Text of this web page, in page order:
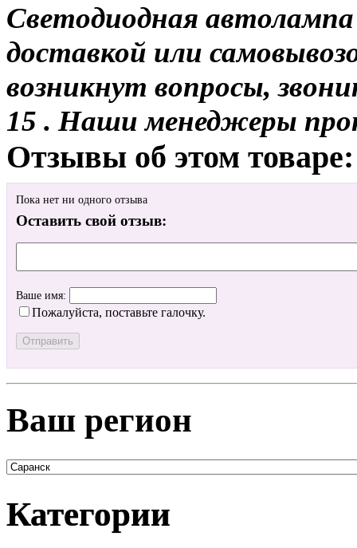
Светодиодная
доставкой или
возникнут вопросы,
15 . Наши менеджеры
Отзывы об этом товаре:
Пока нет ни одного отзыва
Оставить свой отзыв:
Ваше имя:
Пожалуйста, поставьте галочку.
Ваш регион
Категории